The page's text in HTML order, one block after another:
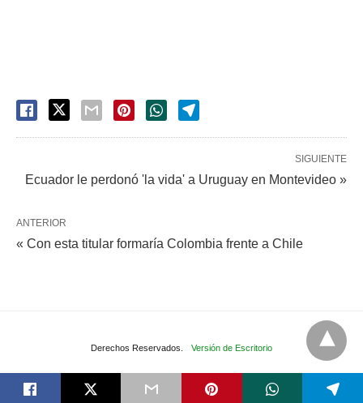
SIGUIENTE
Ecuador le perdonó 'la vida' a Uruguay en Montevideo »
ANTERIOR
« Con esta titular formaría Colombia frente a Chile
Derechos Reservados. Versión de Escritorio